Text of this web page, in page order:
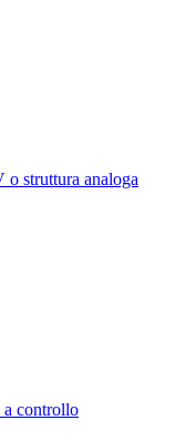
struttura analoga
a controllo